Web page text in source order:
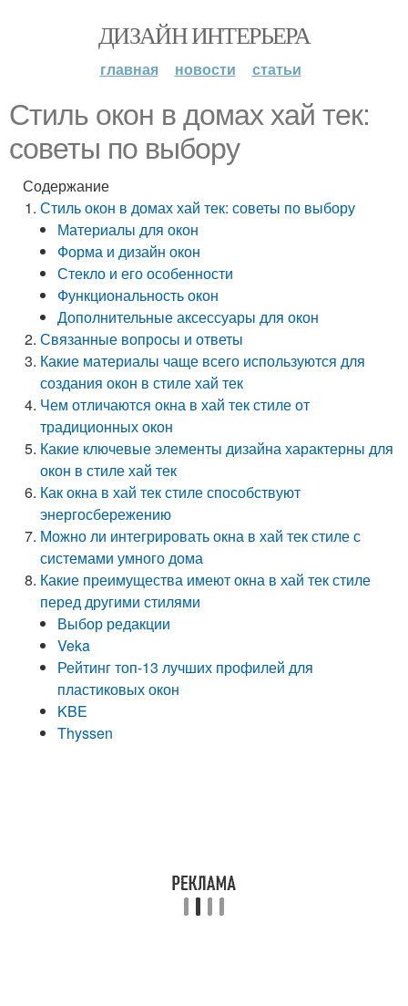
ДИЗАЙН ИНТЕРЬЕРА
главная новости статьи
Стиль окон в домах хай тек:
советы по выбору
Содержание
Стиль окон в домах хай тек: советы по выбору
Материалы для окон
Форма и дизайн окон
Стекло и его особенности
Функциональность окон
Дополнительные аксессуары для окон
Связанные вопросы и ответы
Какие материалы чаще всего используются для
создания окон в стиле хай тек
Чем отличаются окна в хай тек стиле от
традиционных окон
Какие ключевые элементы дизайна характерны для
окон в стиле хай тек
Как окна в хай тек стиле способствуют
энергосбережению
Можно ли интегрировать окна в хай тек стиле с
системами умного дома
Какие преимущества имеют окна в хай тек стиле
перед другими стилями
Выбор редакции
Veka
Рейтинг топ-13 лучших профилей для
пластиковых окон
KBE
Thyssen